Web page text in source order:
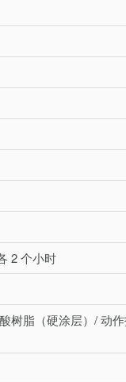
2 个小时
树脂（硬涂层）/ 动